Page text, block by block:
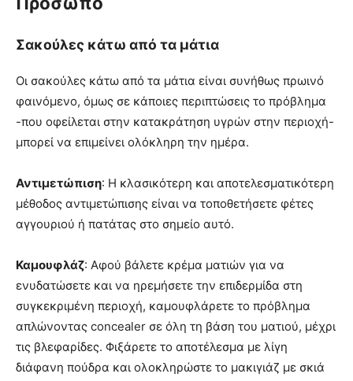
Σακούλες κάτω από τα μάτια
Οι σακούλες κάτω από τα μάτια είναι συνήθως πρωινό
φαινόμενο, όμως σε κάποιες περιπτώσεις το πρόβλημα
-που οφείλεται στην κατακράτηση υγρών στην περιοχή-
μπορεί να επιμείνει ολόκληρη την ημέρα.
Αντιμετώπιση: Η κλασικότερη και αποτελεσματικότερη
μέθοδος αντιμετώπισης είναι να τοποθετήσετε φέτες
αγγουριού ή πατάτας στο σημείο αυτό.
Καμουφλάζ: Αφού βάλετε κρέμα ματιών για να
ενυδατώσετε και να ηρεμήσετε την επιδερμίδα στη
συγκεκριμένη περιοχή, καμουφλάρετε το πρόβλημα
απλώνοντας concealer σε όλη τη βάση του ματιού, μέχρι
τις βλεφαρίδες. Φιξάρετε το αποτέλεσμα με λίγη
διάφανη πούδρα και ολοκληρώστε το μακιγιάζ με σκιά